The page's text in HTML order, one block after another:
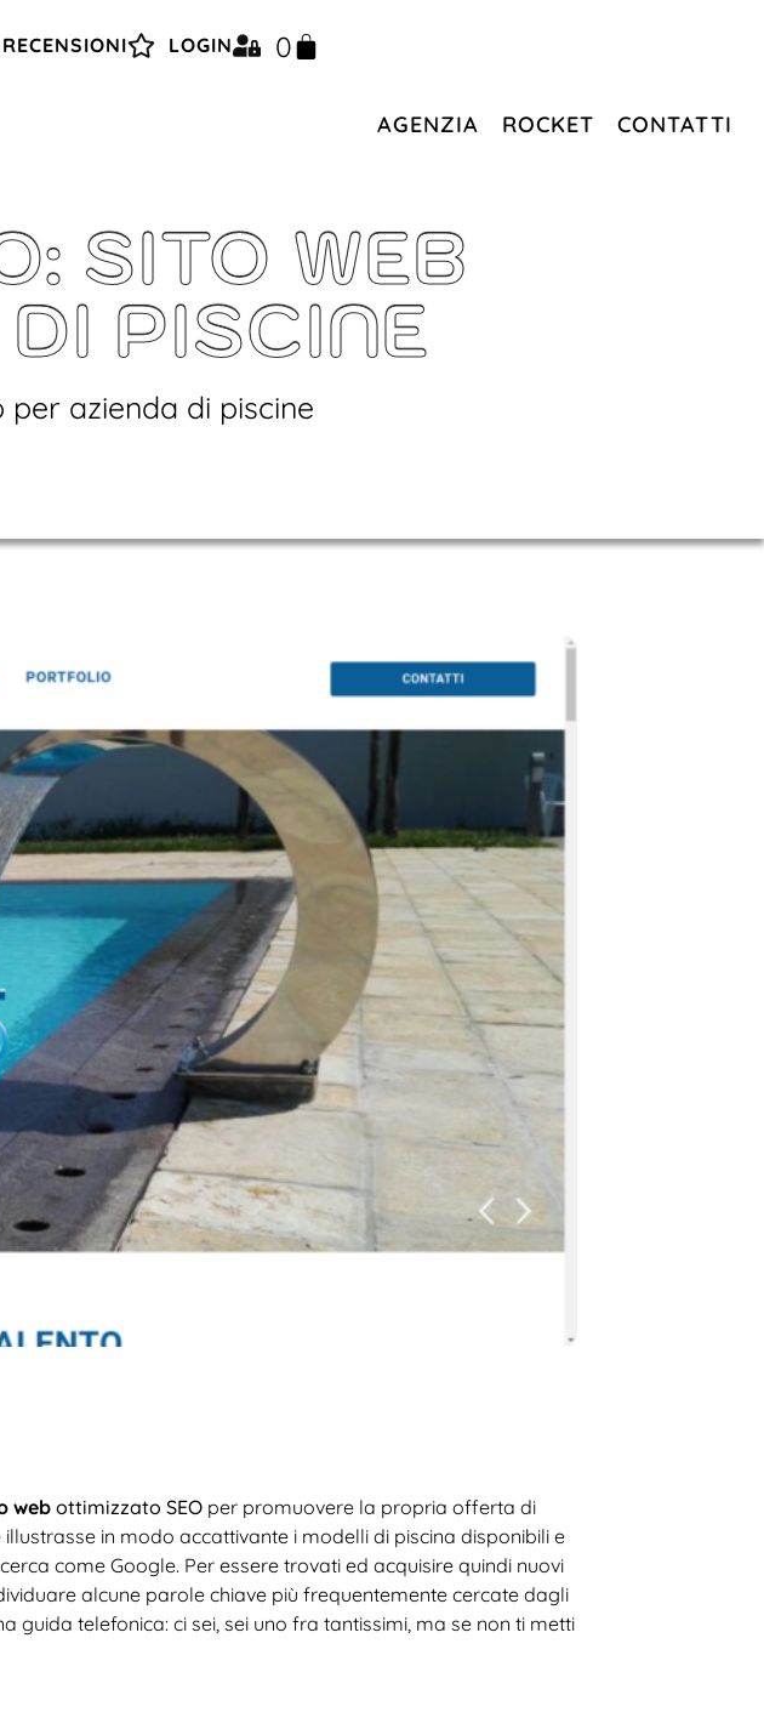
RECENSIONI LOGIN 0
AGENZIA ROCKET CONTATTI
SITO WEB
PISCINE
per azienda di piscine
web ottimizzato SEO per promuovere la propria offerta di
in modo accattivante i modelli di piscina disponibili e
come Google. Per essere trovati ed acquisire quindi nuovi
alcune parole chiave più frequentemente cercate dagli
guida telefonica: ci sei, sei uno fra tantissimi, ma se non ti metti